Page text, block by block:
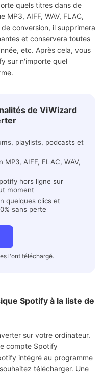
quels titres dans de
AIFF, WAV, FLAC,
conversion, il supprimera
et conservera toutes
etc. Après cela, vous
sur n'importe quel
de ViWizard
l'ont téléchargé.
playlists, podcasts et
AIFF, FLAC, WAV,
hors ligne sur
moment
quelques clics et
sans perte
Spotify à la liste de
sur votre ordinateur.
compte Spotify
intégré au programme
télécharger. Une